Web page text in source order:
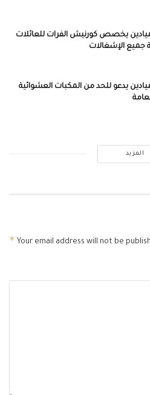
يخصص كورنيش الفرات للعائلات
جميع الإشغالات
يدعو للحد من المكبات العشوائية
المزيد
Your email address will not be
*